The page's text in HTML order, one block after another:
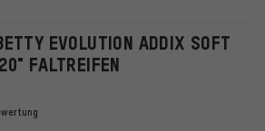
EVOLUTION ADDIX SOFT
FALTREIFEN